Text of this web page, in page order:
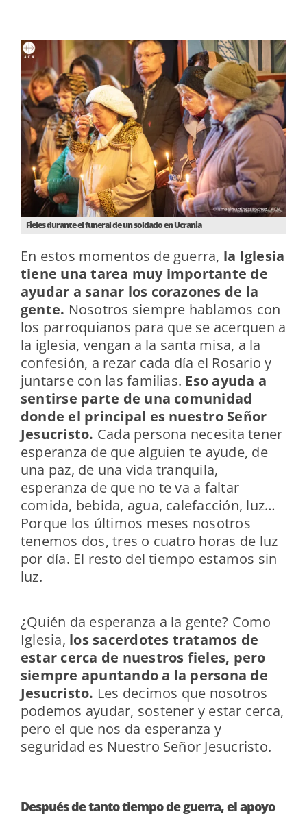
Fieles durante el funeral de un soldado en Ucrania
En estos momentos de guerra, la Iglesia
tiene una tarea muy importante de
ayudar a sanar los corazones de la
gente. Nosotros siempre hablamos con
los parroquianos para que se acerquen a
la iglesia, vengan a la santa misa, a la
confesión, a rezar cada día el Rosario y
juntarse con las familias. Eso ayuda a
sentirse parte de una comunidad
donde el principal es nuestro Señor
Jesucristo. Cada persona necesita tener
esperanza de que alguien te ayude, de
una paz, de una vida tranquila,
esperanza de que no te va a faltar
comida, bebida, agua, calefacción, luz…
Porque los últimos meses nosotros
tenemos dos, tres o cuatro horas de luz
por día. El resto del tiempo estamos sin
luz.
¿Quién da esperanza a la gente? Como
Iglesia, los sacerdotes tratamos de
estar cerca de nuestros fieles, pero
siempre apuntando a la persona de
Jesucristo. Les decimos que nosotros
podemos ayudar, sostener y estar cerca,
pero el que nos da esperanza y
seguridad es Nuestro Señor Jesucristo.
Después de tanto tiempo de guerra, el apoyo